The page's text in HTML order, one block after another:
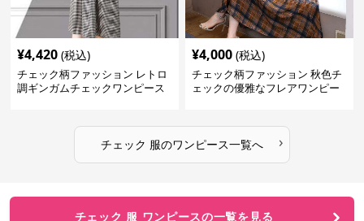
¥4,420 (税込)
チェック柄ファッション レトロ
調ギンガムチェックワンピース
¥4,000 (税込)
チェック柄ファッション 秋色チ
ェックの優雅なフレアワンピー
チェック 服のワンピース一覧へ ›
チェック 服 ワンピースの一覧を見る